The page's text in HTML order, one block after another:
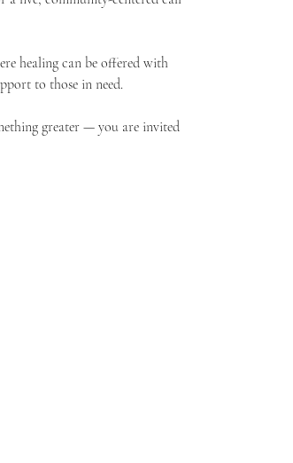
healing can be offered with
to those in need.
greater — you are invited